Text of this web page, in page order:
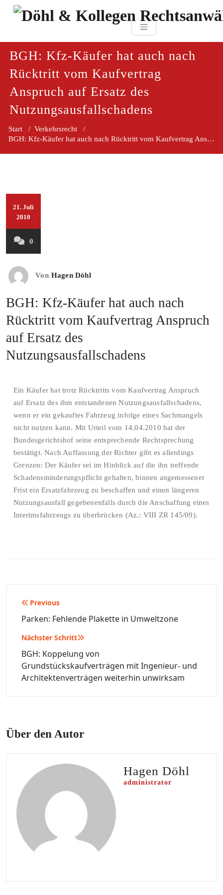
Zum
Döhl & Kollegen
BGH: Kfz-Käufer hat auch nach
Rücktritt vom Kaufvertrag
Anspruch auf Ersatz des
Nutzungsausfallschadens
Start / Verkehrsrecht /
BGH: Kfz-Käufer hat auch nach Rücktritt vom Kaufvertrag Anspruch auf Ersatz des Nutzungsausfallschadens
21. Juli
2010
0
Von Hagen Döhl
BGH: Kfz-Käufer hat auch nach
Rücktritt vom Kaufvertrag Anspruch
auf Ersatz des
Nutzungsausfallschadens
Ein Käufer hat trotz Rücktritts vom Kaufvertrag Anspruch
auf Ersatz des ihm entstandenen Nutzungsausfallschadens,
wenn er ein gekauftes Fahrzeug infolge eines Sachmangels
nicht nutzen kann. Mit Urteil vom 14.04.2010 hat der
Bundesgerichtshof seine entsprechende Rechtsprechung
bestätigt. Nach Auffassung der Richter gibt es allerdings
Grenzen: Der Käufer sei im Hinblick auf die ihn treffende
Schadensminderungspflicht gehalten, binnen angemessener
Frist ein Ersatzfahrzeug zu beschaffen und einen längeren
Nutzungsausfall gegebenenfalls durch die Anschaffung eines
Interimsfahrzeugs zu überbrücken (Az.: VIII ZR 145/09).
Beitragsnavigation
Previous
Parken: Fehlende Plakette in Umweltzone
Nächster Schritt
BGH: Koppelung von
Grundstückskaufverträgen mit Ingenieur- und
Architektenverträgen weiterhin unwirksam
Über den Autor
Hagen Döhl
administrator